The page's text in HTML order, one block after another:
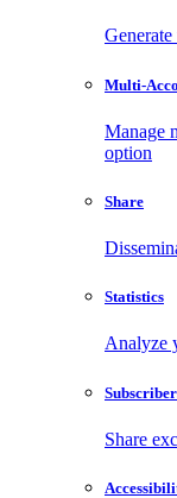
Multi-
Manage
option
Share
Statistics
Analyze
Share